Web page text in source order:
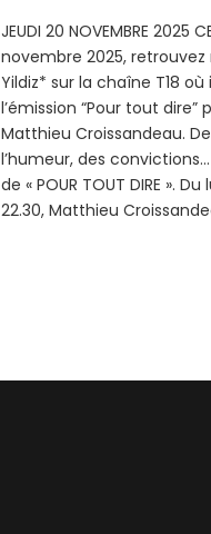
JEUDI 20 NOVEMBRE 2025
novembre 2025,
Yildiz* sur la chaîne T18
l’émission “Pour tout dire”
Matthieu Croissandeau.
l’humeur, des
de « POUR TOUT DIRE ».
22.30, Matthieu